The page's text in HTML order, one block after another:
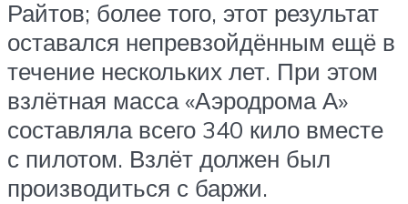
Райтов; более того, этот результат
оставался непревзойдённым ещё в
течение нескольких лет. При этом
взлётная масса «Аэродрома А»
составляла всего 340 кило вместе
с пилотом. Взлёт должен был
производиться с баржи.